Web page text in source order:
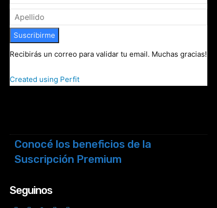
Suscribirme
Recibirás un correo para validar tu email. Muchas gracias!
Created using Perfit
Conocé los beneficios de la
Suscripción Premium
Seguinos